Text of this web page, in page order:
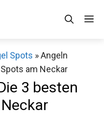
Spots »Angeln
am Neckar
3 besten